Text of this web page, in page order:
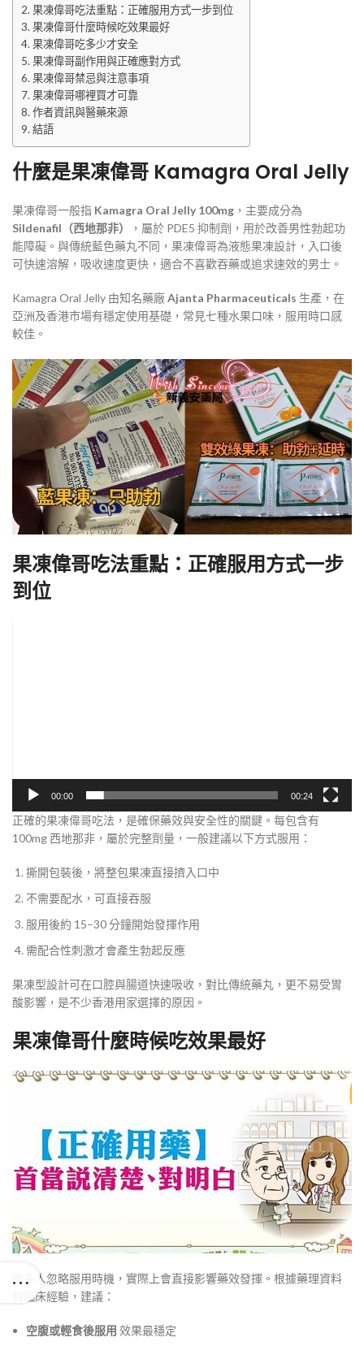
果凍偉哥吃法重點：正確服用方式一步到位
果凍偉哥什麼時候吃效果最好
果凍偉哥吃多少才安全
果凍偉哥副作用與正確應對方式
果凍偉哥禁忌與注意事項
果凍偉哥哪裡買才可靠
作者資訊與醫藥來源
結語
什麼是果凍偉哥 Kamagra Oral Jelly
果凍偉哥一般指 Kamagra Oral Jelly 100mg ，主要成分為
Sildenafil（西地那非）
，屬於 PDE5 抑制劑，用於改善男性勃起功
能障礙。與傳統藍色藥丸不同，果凍偉哥為液態果凍設計，入口後
可快速溶解，吸收速度更快，適合不喜歡吞藥或追求速效的男士。
Kamagra Oral Jelly 由知名藥廠Ajanta Pharmaceuticals 生產，在
亞洲及香港市場有穩定使用基礎，常見七種水果口味，服用時口感
較佳。
果凍偉哥吃法重點：正確服用方式一步
到位
00:00 00:24
正確的果凍偉哥吃法，是確保藥效與安全性的關鍵。每包含有
100mg 西地那非，屬於完整劑量，一般建議以下方式服用：
撕開包裝後，將整包果凍直接擠入口中
不需要配水，可直接吞服
服用後約 15–30 分鐘開始發揮作用
需配合性刺激才會產生勃起反應
果凍型設計可在口腔與腸道快速吸收，對比傳統藥丸，更不易受胃
酸影響，是不少香港用家選擇的原因。
果凍偉哥什麼時候吃效果最好
很多人忽略服用時機，實際上會直接影響藥效發揮。根據藥理資料
與臨床經驗，建議：
空腹或輕食後服用 效果最穩定